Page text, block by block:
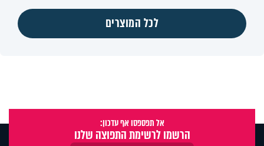
לכל המוצרים
אל תפספסו אף עדכון:
הרשמו לרשימת התפוצה שלנו